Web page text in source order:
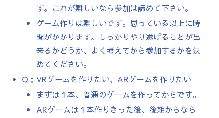
す。これが難しいなら参加は諦めて下さい。
ゲーム作りは難しいです。思っている以上に時
間がかかります。しっかりやり遂げることが出
来るかどうか、よく考えてから参加するかを決
めてください。
Q：VRゲームを作りたい、ARゲームを作りたい
まずは１本、普通のゲームを作ってからです。
ARゲームは１本作りきった後、後期からなら